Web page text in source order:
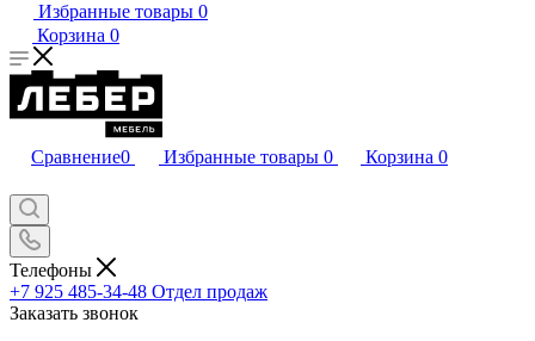
Избранные товары 0
Корзина 0
Сравнение0 Избранные товары 0 Корзина 0
Телефоны
+7 925 485-34-48 Отдел продаж
Заказать звонок